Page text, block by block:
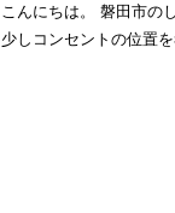
こんにちは。 磐田市の
少しコンセントの位置を